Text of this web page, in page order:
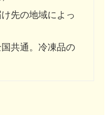
先の地域によっ
共通。冷凍品の